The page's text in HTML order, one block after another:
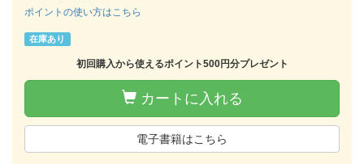
ポイントの使い方はこちら
在庫あり
初回購入から使えるポイント500円分プレゼント
カートに入れる
電子書籍はこちら